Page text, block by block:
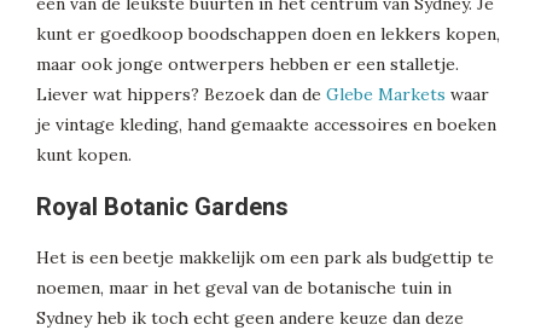
kunt er goedkoop boodschappen doen en lekkers kopen,
maar ook jonge ontwerpers hebben er een stalletje.
Liever wat hippers? Bezoek dan de Glebe Markets waar
je vintage kleding, hand gemaakte accessoires en boeken
kunt kopen.
Royal Botanic Gardens
Het is een beetje makkelijk om een park als budgettip te
noemen, maar in het geval van de botanische tuin in
Sydney heb ik toch echt geen andere keuze dan deze